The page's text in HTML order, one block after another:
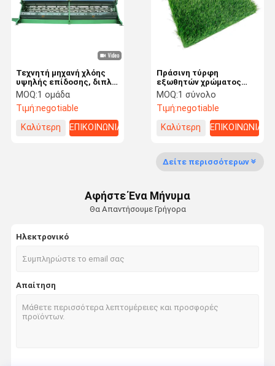
Προϊόντα
Εργοστάσιο
Δίχτυ του ψαρέματος που κατασκευάζει τη μηχανή
Καθαρή μηχανή παραγωγής σκιάς
Γεωργική μηχανή αλιείας με δίχτυα
Πλέκοντας μηχανή στρεβλώσεων Raschel
Μηχανή διχτυού ασφαλείας
Καθαρή μηχανή τσαντών
Πράσινη τύρφη
εξωθητών χρώματος
πλαστική που
κατασκευάζει τη μηχανή
MOQ:1 σύνολο
Τιμή:negotiable
Καλύτερη
ΕΠΙΚΟΙΝΩΝΙΑ
Τεχνητή μηχανή χλόης
υψηλής επίδοσης, διπλή
πλέκοντας μηχανή
Raschel βελόνων
MOQ:1 ομάδα
Τιμή:negotiable
Καλύτερη
ΕΠΙΚΟΙΝΩΝΙΑ
Δείτε περισσότερων
Αφήστε Ένα Μήνυμα
Θα Απαντήσουμε Γρήγορα
Ηλεκτρονικό
Απαίτηση